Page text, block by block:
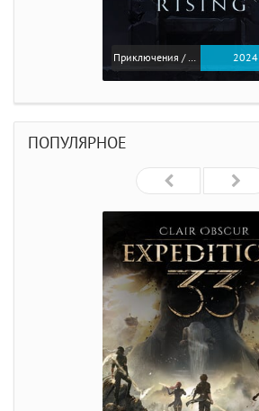
Приключения / Экшен 2024
ПОПУЛЯРНОЕ